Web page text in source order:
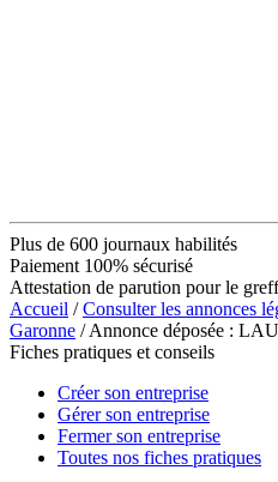
Plus de 600 journaux habilités
Paiement 100% sécurisé
Attestation de parution pour le
Accueil /Consulter les annonces
Garonne / Annonce déposée :
Fiches pratiques et conseils
Créer son entreprise
Gérer son entreprise
Fermer son entreprise
Toutes nos fiches pratiques